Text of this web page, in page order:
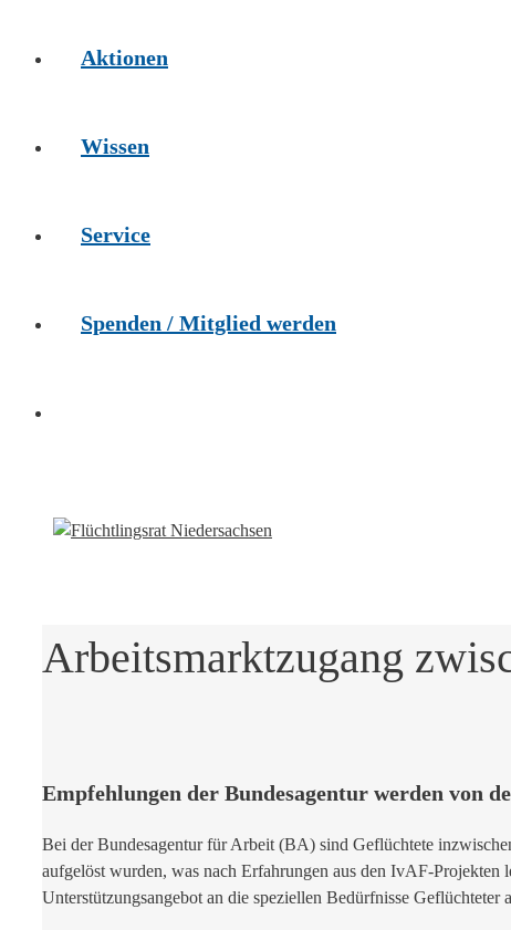
Aktionen
Wissen
Service
Spenden / Mitglied werden
Arbeitsmarktzugang
Empfehlungen der Bundesagentur werden von
Bei der Bundesagentur für Arbeit (BA) sind Geflüchtete
aufgelöst wurden, was nach Erfahrungen aus den IvAF-Projekten
Unterstützungsangebot an die speziellen Bedürfnisse Geflüchteter